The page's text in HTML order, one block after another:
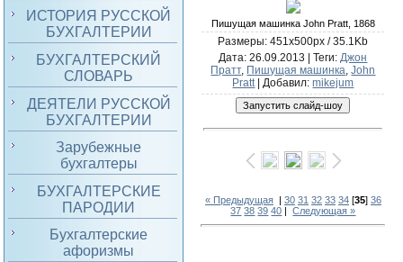
ИСТОРИЯ РУССКОЙ
БУХГАЛТЕРИИ
БУХГАЛТЕРСКИЙ
СЛОВАРЬ
ДЕЯТЕЛИ РУССКОЙ
БУХГАЛТЕРИИ
Зарубежные
бухгалтеры
БУХГАЛТЕРСКИЕ
ПАРОДИИ
Бухгалтерские
афоризмы
Пишущая машинка John Pratt, 1868
Размеры: 451x500px / 35.1Kb
Дата: 26.09.2013 |Теги:Джон
Пратт, Пишущая машинка,John
Pratt|Добавил:mikejum
« Предыдущая| 30 31 32 33 34[35] 36
37 38 39 40 |Следующая »